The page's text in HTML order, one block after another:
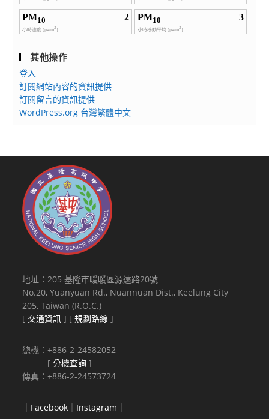
其他操作
登入
訂閱網站內容的資訊提供
訂閱留言的資訊提供
WordPress.org 台灣繁體中文
地址：205 基隆市暖暖區源遠路20號
No.20, Yuanyuan Rd., Nuannuan Dist., Keelung City
205, Taiwan (R.O.C.)
[ 交通資訊 ] [規劃路線 ]
總機：+886-2-24582052
[分機查詢 ]
傳真：+886-2-24573724
｜ Facebook ｜ Instagram ｜